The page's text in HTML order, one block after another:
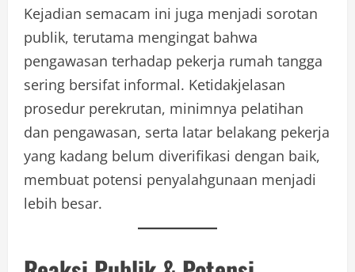
Kejadian semacam ini juga menjadi sorotan
publik, terutama mengingat bahwa
pengawasan terhadap pekerja rumah tangga
sering bersifat informal. Ketidakjelasan
prosedur perekrutan, minimnya pelatihan
dan pengawasan, serta latar belakang pekerja
yang kadang belum diverifikasi dengan baik,
membuat potensi penyalahgunaan menjadi
lebih besar.